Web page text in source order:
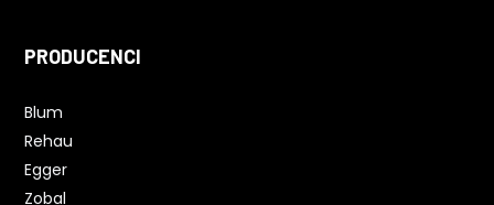
PRODUCENCI
Blum
Rehau
Egger
Zobal